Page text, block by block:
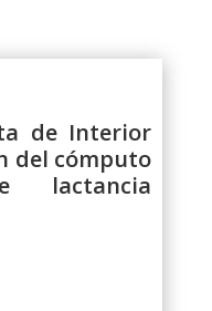
de Interior
del cómputo
lactancia